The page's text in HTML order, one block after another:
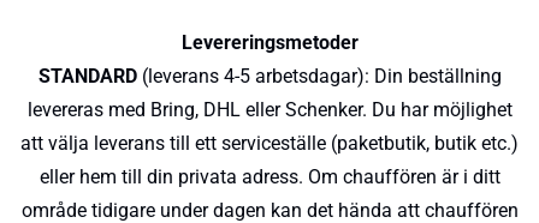
Levereringsmetoder
STANDARD(leverans 4-5 arbetsdagar): Din beställning
levereras med Bring, DHL eller Schenker. Du har möjlighet
att välja leverans till ett serviceställe (paketbutik, butik etc.)
eller hem till din privata adress. Om chauffören är i ditt
område tidigare under dagen kan det hända att chauffören